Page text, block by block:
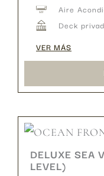
Aire
Deck
VER MÁS
DELUXE SEA
LEVEL)